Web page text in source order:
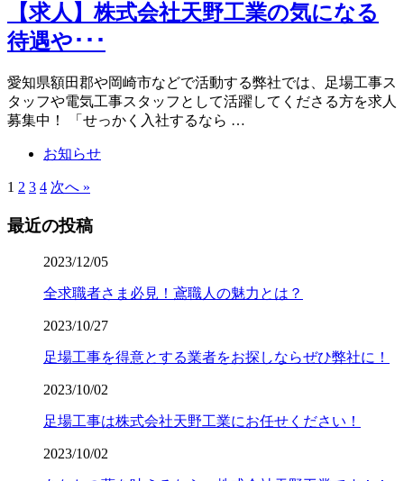
【求人】株式会社天野工業の気になる
待遇や･･･
愛知県額田郡や岡崎市などで活動する弊社では、足場工事ス
タッフや電気工事スタッフとして活躍してくださる方を求人
募集中！ 「せっかく入社するなら …
お知らせ
1 2 3 4 次へ »
最近の投稿
2023/12/05
全求職者さま必見！鳶職人の魅力とは？
2023/10/27
足場工事を得意とする業者をお探しならぜひ弊社に！
2023/10/02
足場工事は株式会社天野工業にお任せください！
2023/10/02